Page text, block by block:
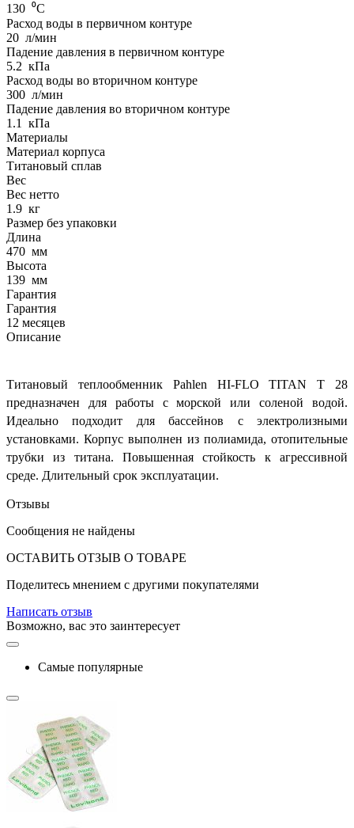
130 ⁰С
Расход воды в первичном контуре
20 л/мин
Падение давления в первичном контуре
5.2 кПа
Расход воды во вторичном контуре
300 л/мин
Падение давления во вторичном контуре
1.1
кПа
Материалы
Материал корпуса
Титановый сплав
Вес
Вес нетто
1.9 кг
Размер без упаковки
Длина
470 мм
Высота
139 мм
Гарантия
Гарантия
12 месяцев
Описание
Титановый теплообменник Pahlen HI-FLO TITAN T 28
предназначен для работы с морской или соленой водой.
Идеально подходит для бассейнов с электролизными
установками. Корпус выполнен из полиамида, отопительные
трубки из титана. Повышенная стойкость к агрессивной
среде. Длительный срок эксплуатации.
Отзывы
Сообщения не найдены
ОСТАВИТЬ ОТЗЫВ О ТОВАРЕ
Поделитесь мнением с другими покупателями
Написать отзыв
Возможно, вас это заинтересует
Самые популярные